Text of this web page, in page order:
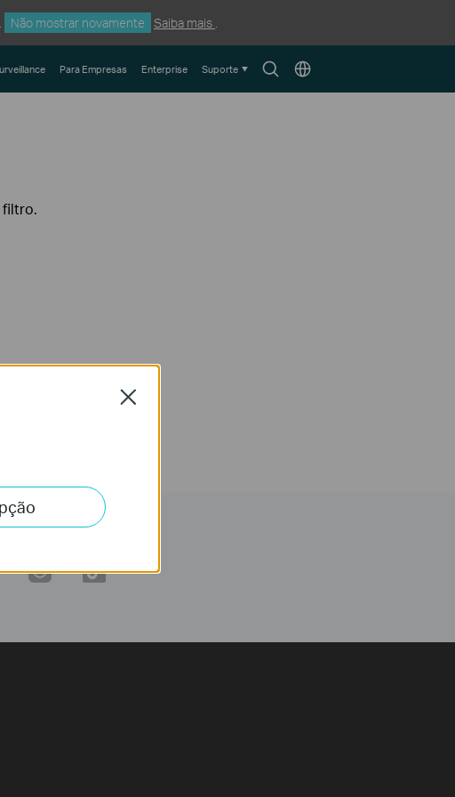
Não mostrar novamente Saiba mais
SearchChoose
Para Empresas Enterprise Suporte
filtro.
Close